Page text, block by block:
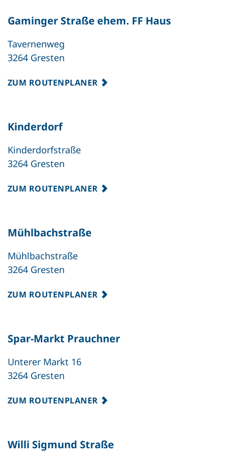
Gaminger Straße ehem. FF Haus
Tavernenweg
3264 Gresten
ZUM ROUTENPLANER
Kinderdorf
Kinderdorfstraße
3264 Gresten
ZUM ROUTENPLANER
Mühlbachstraße
Mühlbachstraße
3264 Gresten
ZUM ROUTENPLANER
Spar-Markt Prauchner
Unterer Markt 16
3264 Gresten
ZUM ROUTENPLANER
Willi Sigmund Straße